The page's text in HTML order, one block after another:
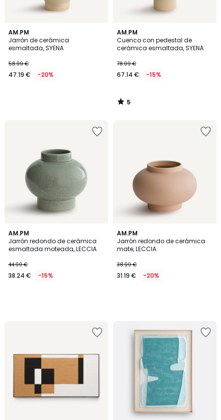
AM.PM
Jarrón de cerámica
esmaltada, SYENA
58.99 €
47.19 € -20%
AM.PM
Cuenco con pedestal de
cerámica esmaltada, SYENA
78.99 €
67.14 € -15%
5
/
5
5
/
AM.PM
Jarrón redondo de cerámica
esmaltada moteada, LECCIA
44.99 €
38.24 € -15%
AM.PM
Jarrón redondo de cerámica
mate, LECCIA
38.99 €
31.19 € -20%